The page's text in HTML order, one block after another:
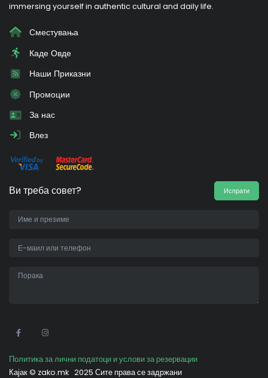
immersing yourself in authentic cultural and daily life.
Сместувања
Каде Овде
Наши Приказни
Промоции
За нас
Влез
Ви треба совет? Испрати
Политика за лични податоци и услови за резервации
Кајак © zako.mk 2025 Сите права се задржани